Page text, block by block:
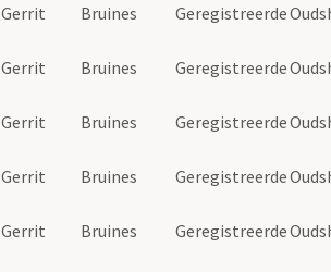
Gerrit
Bruines Geregistreerde
Gerrit Bruines Geregistreerde
Gerrit Bruines Geregistreerde
Gerrit Bruines Geregistreerde
Gerrit Bruines Geregistreerde